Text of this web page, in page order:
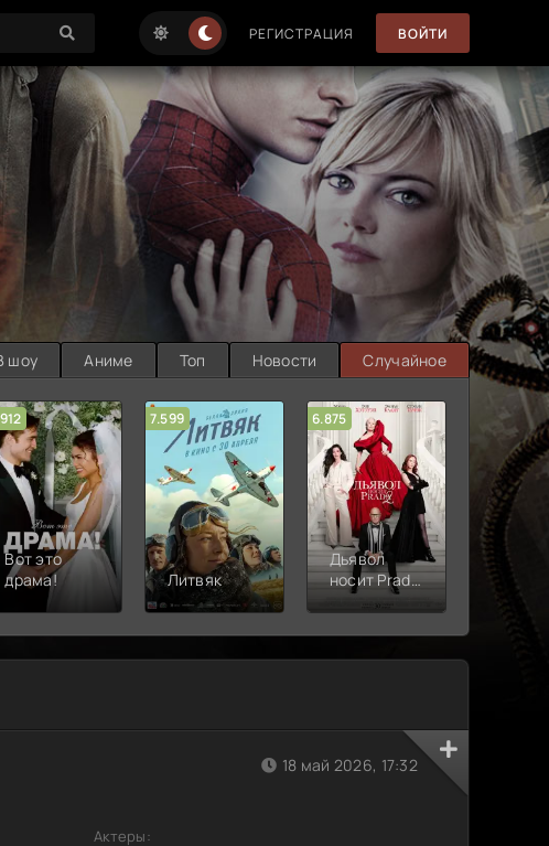
РЕГИСТРАЦИЯ ВОЙТИ
шоу Аниме Топ Новости Случайное
Вот это
драма!
7.599
Литвяк
6.875
Дьявол
носит Prada
2
6.314
18 май 2026, 17:32
Актеры: